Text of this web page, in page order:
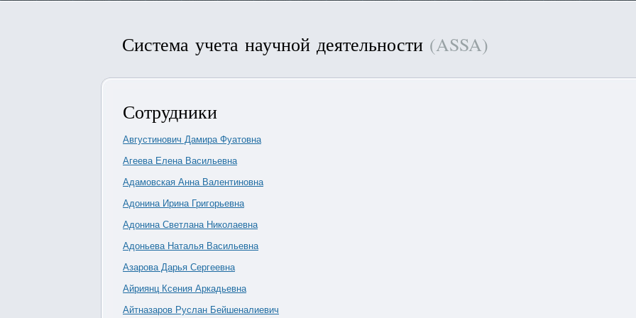
Система учета научной деятельности (ASSA)
Сотрудники
Августинович Дамира Фуатовна
Агеева Елена Васильевна
Адамовская Анна Валентиновна
Адонина Ирина Григорьевна
Адонина Светлана Николаевна
Адоньева Наталья Васильевна
Азарова Дарья Сергеевна
Айриянц Ксения Аркадьевна
Айтназаров Руслан Бейшеналиевич